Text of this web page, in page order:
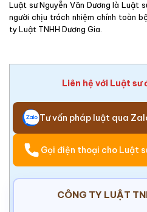
Luật sư Nguyễn Văn Dương là Luật
người chịu trách nhiệm chính toàn
ty Luật TNHH Dương Gia.
Liên hệ với Luật sư
Tư vấn pháp luật qua
Gọi điện thoại cho Luật
CÔNG TY LUẬT